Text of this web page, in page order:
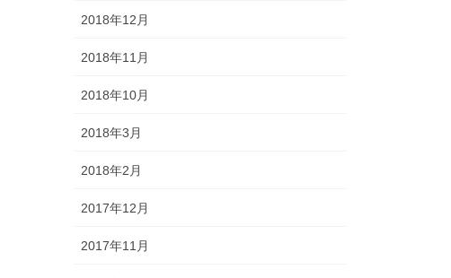
2018年12月
2018年11月
2018年10月
2018年3月
2018年2月
2017年12月
2017年11月